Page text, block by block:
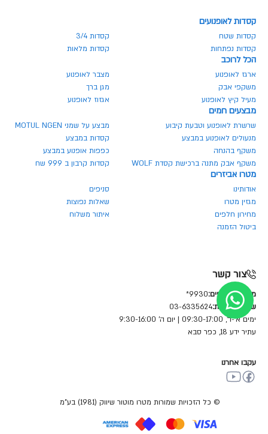
קסדות לאופנועים
קסדות שטח
קסדות 3/4
קסדות נפתחות
קסדות מלאות
הכל לרוכב
ארגז לאופנוע
מצבר לאופנוע
משקפי אבק
מגן ברך
מעיל קיץ לאופנוע
אגזוז לאופנוע
מבצעים חמים
שרשרת לאופנוע וטבעת קיבוע
מבצע על שמני MOTUL NGEN
מנעולים לאופנוע במבצע
קסדות במבצע
משקף בהנחה
כפפות אופנוע במבצע
משקף אבק מתנה ברכישת קסדת WOLF
קסדות קרבון ב 999 שח
מטרו אביזרים
אודותינו
סניפים
מגזין מטרו
שאלות נפוצות
מחירון חלפים
איתור משלוח
ביטול הזמנה
צור קשר
מחלקת חלפים:9930*
שירות לקוחות:03-6335624
ימים א'-ד', 09:30-17:00 | יום ה' 9:30-16:00
עתיר ידע 18, כפר סבא
עקבו אחרנו
© כל הזכויות שמורות מטרו מוטור שיווק (1981) בע"מ